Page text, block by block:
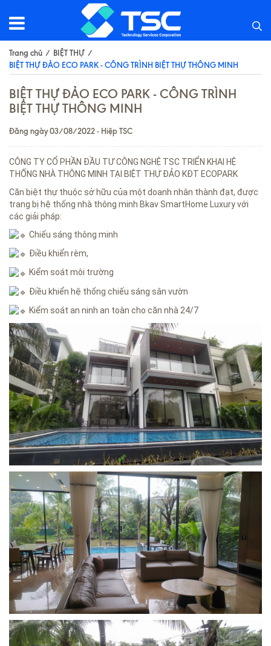
Trang chủ / BIỆT THỰ /
BIỆT THỰ ĐẢO ECO PARK - CÔNG TRÌNH BIỆT THỰ THÔNG MINH
BIỆT THỰ ĐẢO ECO PARK - CÔNG TRÌNH
BIỆT THỰ THÔNG MINH
Đăng ngày 03/08/2022 - Hiệp TSC
CÔNG TY CỔ PHẦN ĐẦU TƯ CÔNG NGHỆ TSC TRIỂN KHAI HỆ
THỐNG NHÀ THÔNG MINH TẠI BIỆT THỰ ĐẢO KĐT ECOPARK
Căn biệt thự thuộc sở hữu của một doanh nhân thành đạt, được
trang bị hệ thống nhà thông minh Bkav SmartHome Luxury với
các giải pháp:
Chiếu sáng thông minh
Điều khiển rèm,
Kiểm soát môi trường
Điều khiển hệ thống chiếu sáng sân vườn
Kiểm soát an ninh an toàn cho căn nhà 24/7